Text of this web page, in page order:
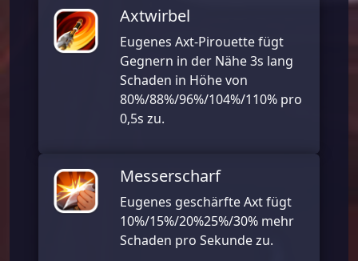
Axtwirbel
Eugenes Axt-Pirouette fügt
Gegnern in der Nähe 3s lang
Schaden in Höhe von
80%/88%/96%/104%/110% pro
0,5s zu.
Messerscharf
Eugenes geschärfte Axt fügt
10%/15%/20%25%/30% mehr
Schaden pro Sekunde zu.